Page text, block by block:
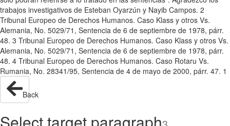
trabajos investigativos de Esteban Oyarzún y Nayib Campos. 2
Tribunal Europeo de Derechos Humanos. Caso Klass y otros Vs.
Alemania, No. 5029/71, Sentencia de 6 de septiembre de 1978, párr.
48. 3 Tribunal Europeo de Derechos Humanos. Caso Klass y otros Vs.
Alemania, No. 5029/71, Sentencia de 6 de septiembre de 1978, párr.
48. 4 Tribunal Europeo de Derechos Humanos. Caso Rotaru Vs.
Rumania, No. 28341/95, Sentencia de 4 de mayo de 2000, párr. 47. 1
Back